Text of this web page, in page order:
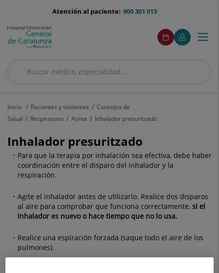
menu-
900 301 013
Atención al paciente:
Buscar
Buscar
menuAcceso
Pedir
cita
Este
enlace
se
en
Mi
Quirónsalud
Este
enlace
se
en
ventana
Menú
Inicio Pacientes y visitantes
Consejos de
Salud
Respiratorio Asma Inhalador presuritzado
Inhalador presuritzado
Para que la terapia por inhalación sea efectiva, debe haber
coordinación entre el disparo del inhalador y la
respiración.
Agite el inhalador antes de utilizarlo. Realice dos disparos
al aire para comprobar que funciona correctamente, si el
inhalador es nuevo o hace tiempo que no lo usa.
Realice una espiración forzada (saque todo el aire de los
pulmones).